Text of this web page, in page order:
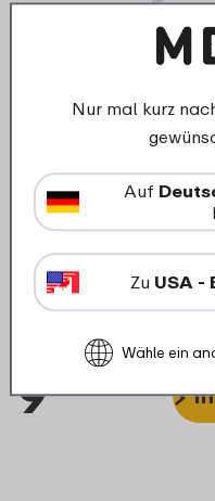
EasyClip
Nordic sage
969
Nur mal kurz
Auf
Zu USA -